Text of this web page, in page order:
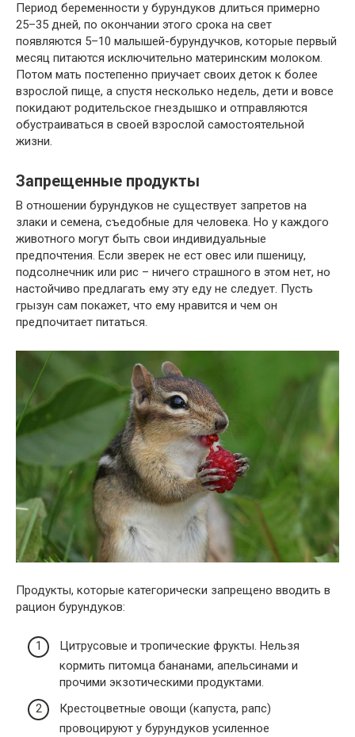
Период беременности у бурундуков длиться примерно
25–35 дней, по окончании этого срока на свет
появляются 5–10 малышей-бурундучков, которые первый
месяц питаются исключительно материнским молоком.
Потом мать постепенно приучает своих деток к более
взрослой пище, а спустя несколько недель, дети и вовсе
покидают родительское гнездышко и отправляются
обустраиваться в своей взрослой самостоятельной
жизни.
Запрещенные продукты
В отношении бурундуков не существует запретов на
злаки и семена, съедобные для человека. Но у каждого
животного могут быть свои индивидуальные
предпочтения. Если зверек не ест овес или пшеницу,
подсолнечник или рис – ничего страшного в этом нет, но
настойчиво предлагать ему эту еду не следует. Пусть
грызун сам покажет, что ему нравится и чем он
предпочитает питаться.
Продукты, которые категорически запрещено вводить в
рацион бурундуков:
Цитрусовые и тропические фрукты. Нельзя
кормить питомца бананами, апельсинами и
прочими экзотическими продуктами.
Крестоцветные овощи (капуста, рапс)
провоцируют у бурундуков усиленное